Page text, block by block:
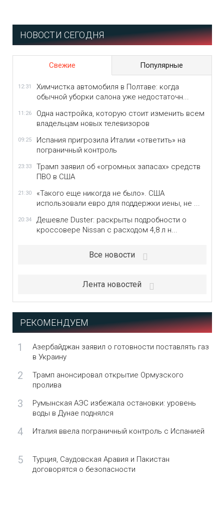
НОВОСТИ СЕГОДНЯ
Свежие Популярные
12:31
Химчистка автомобиля в Полтаве: когда
обычной уборки салона уже недостаточн...
11:26
Одна настройка, которую стоит изменить всем
владельцам новых телевизоров
09:25
Испания пригрозила Италии «ответить» на
пограничный контроль
23:33
Трамп заявил об «огромных запасах» средств
ПВО в США
21:30
«Такого еще никогда не было». США
использовали евро для поддержки иены, не ...
20:34
Дешевле Duster: раскрыты подробности о
кроссовере Nissan с расходом 4,8 л н...
Все новости
Лента новостей
РЕКОМЕНДУЕМ
1
Азербайджан заявил о готовности поставлять газ
в Украину
2
Трамп анонсировал открытие Ормузского
пролива
3
Румынская АЭС избежала остановки: уровень
воды в Дунае поднялся
4 Италия ввела пограничный контроль с Испанией
5
Турция, Саудовская Аравия и Пакистан
договорятся о безопасности